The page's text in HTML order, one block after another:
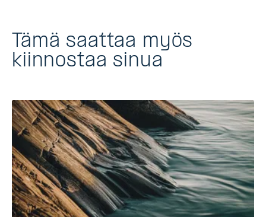
Tämä saattaa myös
kiinnostaa sinua